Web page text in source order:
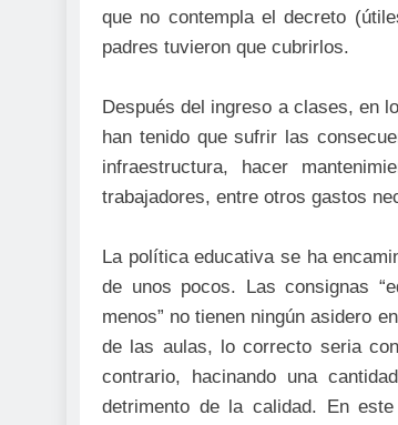
que no contempla el decreto
padres tuvieron que cubrirlos.
Después del ingreso a clases, en
han tenido que sufrir las
infraestructura, hacer
trabajadores, entre otros gastos
La política educativa se ha
de unos pocos. Las consignas
menos” no tienen ningún asidero
de las aulas, lo correcto seria
contrario, hacinando una
detrimento de la calidad. En